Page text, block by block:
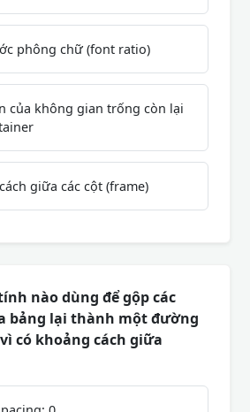
phông chữ (font ratio)
của không gian trống còn lại
giữa các cột (frame)
nào dùng để gộp các
bảng lại thành một đường
có khoảng cách giữa